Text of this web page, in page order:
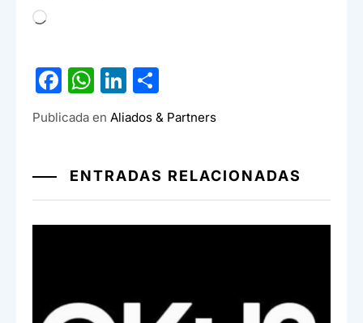
Cargando...
F
a
c
b
o
W
h
at
A
p
Li
n
ke
n
o
m
ar
tir
Publicada en Aliados & Partners
ENTRADAS RELACIONADAS